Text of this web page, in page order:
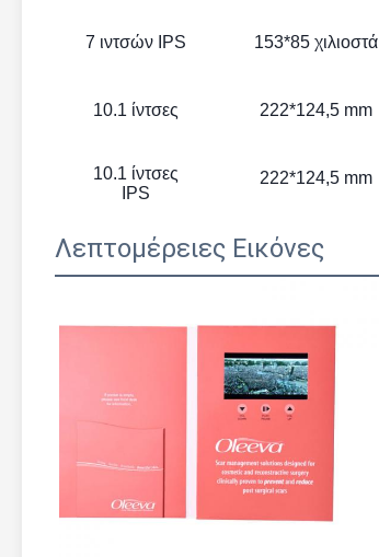
7 ιντσών IPS 153*85 χιλιοστά
10.1 ίντσες 222*124,5 mm
10.1 ίντσες
IPS
222*124,5 mm
Λεπτομέρειες Εικόνες